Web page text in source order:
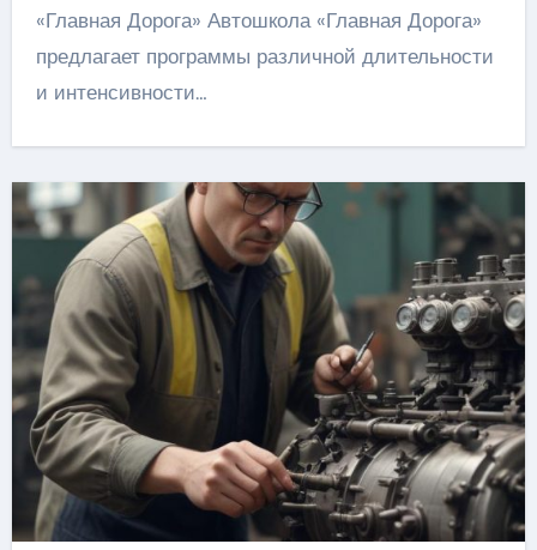
«Главная Дорога» Автошкола «Главная Дорога»
предлагает программы различной длительности
и интенсивности…